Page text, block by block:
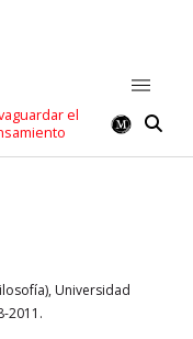
el
Universidad
2011.